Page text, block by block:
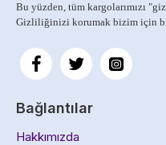
Bu yüzden, tüm kargolarımızı
Gizliliğinizi korumak bizim için
Bağlantılar
Hakkımızda